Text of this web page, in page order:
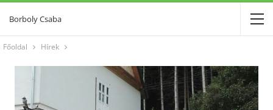
Borboly Csaba
Főoldal Hírek